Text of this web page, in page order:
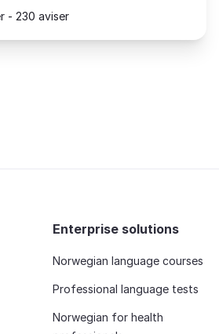
- 230 aviser
Enterprise solutions
Norwegian language courses
Professional language tests
Norwegian for health